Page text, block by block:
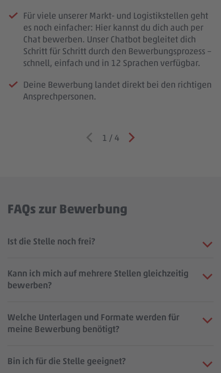
Für viele unserer Markt- und Logistikstellen geht
es noch einfacher: Hier kannst du dich auch per
Chat bewerben. Unser Chatbot begleitet dich
Schritt für Schritt durch den Bewerbungsprozess –
schnell, einfach und in 12 Sprachen verfügbar.
Deine Bewerbung landet direkt bei den richtigen
Ansprechpersonen.
1 / 4
FAQs zur Bewerbung
Ist die Stelle noch frei?
Kann ich mich auf mehrere Stellen gleichzeitig
bewerben?
Welche Unterlagen und Formate werden für
meine Bewerbung benötigt?
Bin ich für die Stelle geeignet?